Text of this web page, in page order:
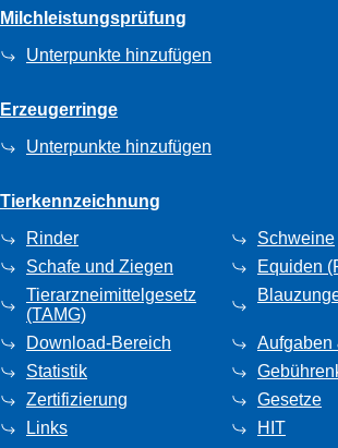
Milchleistungsprüfung
Unterpunkte hinzufügen
Erzeugerringe
Unterpunkte hinzufügen
Tierkennzeichnung
Rinder
Schweine
Schafe und Ziegen
Equiden
Tierarzneimittelgesetz
(TAMG)
Download-Bereich
Aufgaben
Statistik
Zertifizierung
Gesetze
Links
HIT